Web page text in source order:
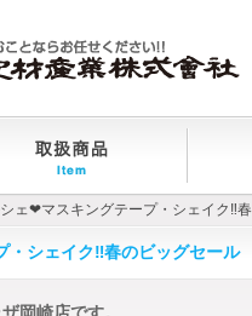
ェ❤マスキングテープ・シェイク‼
シェイク‼春のビッグセール